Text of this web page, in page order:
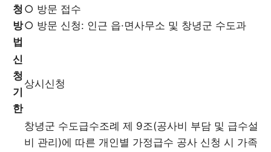
청
방
법
○ 방문 접수
○ 방문 신청: 인근 읍·면사무소 및 창녕군 수도과
신
청
기
한
상시신청
창녕군 수도급수조례 제 9조(공사비 부담 및 급수설
비 관리)에 따른 개인별 가정급수 공사 신청 시 가족